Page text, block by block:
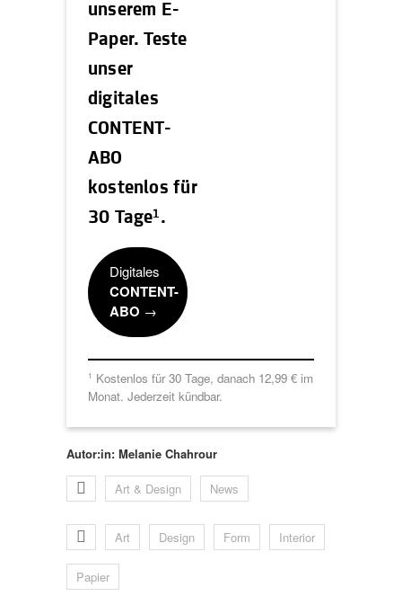
unserem E-
Paper. Teste
unser
digitales
CONTENT-
ABO
kostenlos für
30 Tage1 .
Digitales
CONTENT-
ABO →
1 Kostenlos für 30 Tage, danach 12,99 € im
Monat. Jederzeit kündbar.
Autor:in: Melanie Chahrour
Art & Design News
Art Design Form Interior
Papier